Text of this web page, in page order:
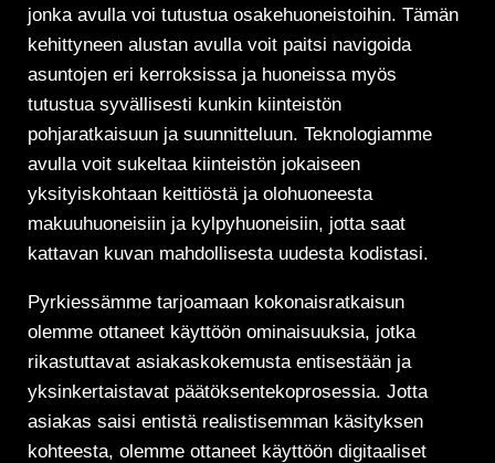
jonka avulla voi tutustua osakehuoneistoihin. Tämän
kehittyneen alustan avulla voit paitsi navigoida
asuntojen eri kerroksissa ja huoneissa myös
tutustua syvällisesti kunkin kiinteistön
pohjaratkaisuun ja suunnitteluun. Teknologiamme
avulla voit sukeltaa kiinteistön jokaiseen
yksityiskohtaan keittiöstä ja olohuoneesta
makuuhuoneisiin ja kylpyhuoneisiin, jotta saat
kattavan kuvan mahdollisesta uudesta kodistasi.
Pyrkiessämme tarjoamaan kokonaisratkaisun
olemme ottaneet käyttöön ominaisuuksia, jotka
rikastuttavat asiakaskokemusta entisestään ja
yksinkertaistavat päätöksentekoprosessia. Jotta
asiakas saisi entistä realistisemman käsityksen
kohteesta, olemme ottaneet käyttöön digitaaliset